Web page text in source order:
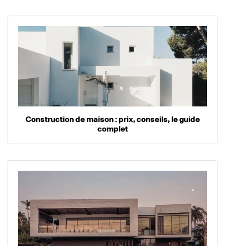
Construction de maison : prix, conseils, le guide
complet